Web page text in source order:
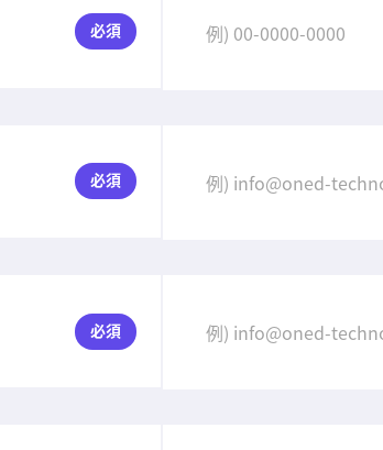
必須
必須
必須